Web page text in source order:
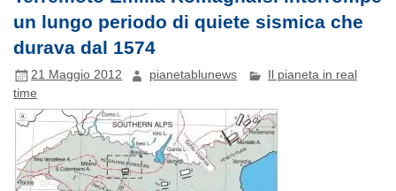
un lungo periodo di quiete sismica che
durava dal 1574
21 Maggio 2012 pianetablunews
Il pianeta in real
time